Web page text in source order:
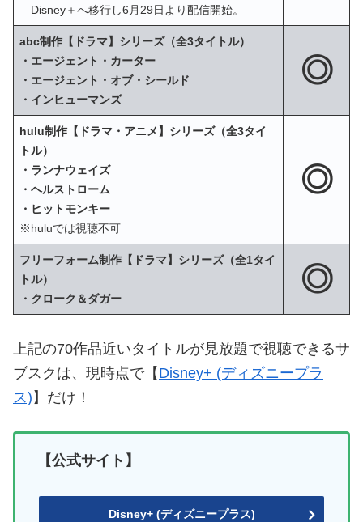
Disney＋へ移行し6月29日より配信開始。
abc制作【ドラマ】シリーズ（全3タイトル）
・エージェント・カーター
・エージェント・オブ・シールド
・インヒューマンズ
◎
hulu制作【ドラマ・アニメ】シリーズ（全3タイ
トル）
・ランナウェイズ
・ヘルストローム
・ヒットモンキー
※huluでは視聴不可
◎
フリーフォーム制作【ドラマ】シリーズ（全1タイ
トル）
・クローク＆ダガー
◎
上記の70作品近いタイトルが見放題で視聴できるサ
ブスクは、現時点で【 Disney+ (ディズニープラ
ス) 】だけ！
【公式サイト】
Disney+ (ディズニープラス)